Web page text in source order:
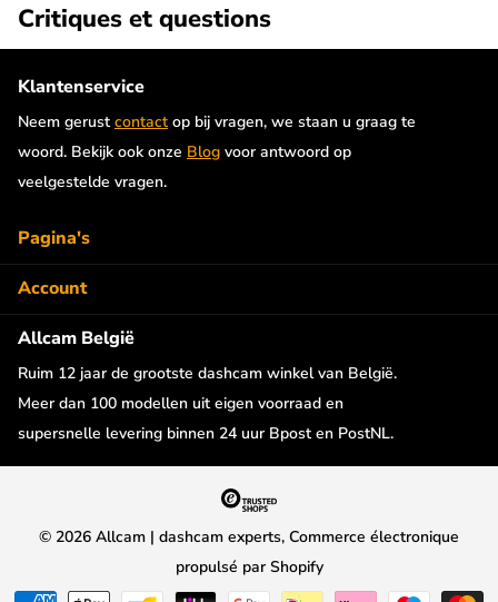
Critiques et questions
Klantenservice
Neem gerust contact op bij vragen, we staan u graag te
woord. Bekijk ook onze Blog voor antwoord op
veelgestelde vragen.
Pagina's
Account
Allcam België
Ruim 12 jaar de grootste dashcam winkel van België.
Meer dan 100 modellen uit eigen voorraad en
supersnelle levering binnen 24 uur Bpost en PostNL.
© 2026 Allcam | dashcam experts, Commerce électronique
propulsé par Shopify